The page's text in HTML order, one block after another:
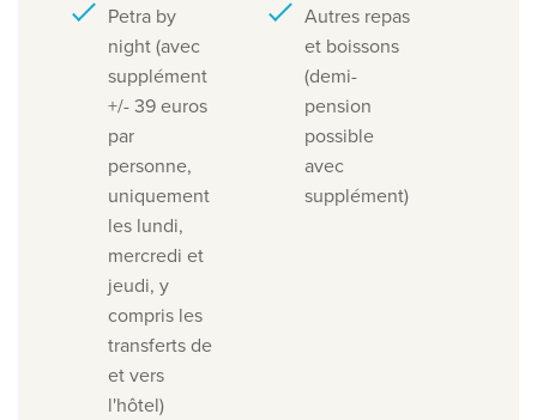
Petra by
night (avec
supplément
+/- 39 euros
par
personne,
uniquement
les lundi,
mercredi et
jeudi, y
compris les
transferts de
et vers
l'hôtel)
Autres repas
et boissons
(demi-
pension
possible
avec
supplément)